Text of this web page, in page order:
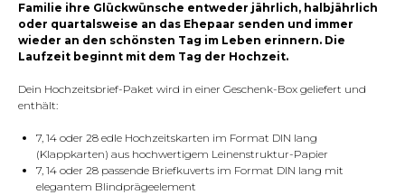
Familie ihre Glückwünsche entweder jährlich, halbjährlich
oder quartalsweise an das Ehepaar senden und immer
wieder an den schönsten Tag im Leben erinnern. Die
Laufzeit beginnt mit dem Tag der Hochzeit.
Dein Hochzeitsbrief-Paket wird in einer Geschenk-Box geliefert und
enthält:
7, 14 oder 28 edle Hochzeitskarten im Format DIN lang
(Klappkarten) aus hochwertigem Leinenstruktur-Papier
7, 14 oder 28 passende Briefkuverts im Format DIN lang mit
elegantem Blindprägeelement